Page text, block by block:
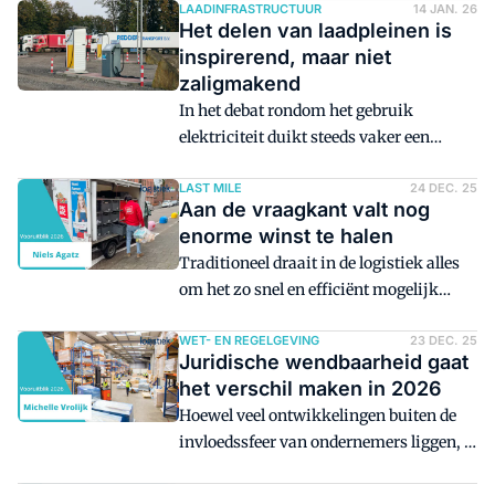
plaatje. Het bedrijf ontwikkelt zich in
hoog tempo tot een wereldwijde
infrastructuurspeler die raakt aan alles
wat logistiek bezighoudt: connectiviteit,
capaciteit, kosten en ketenregie. Hoort
het thuis in een logistieke
en Fedex?
LAADINFRASTRUCTUUR 14 JAN. 26
Het delen van laadpleinen is
inspirerend, maar niet
zaligmakend
In het debat rondom het gebruik
elektriciteit duikt steeds vaker een
laadpleinen openstellen voor anderen.
Inspirerend? Zeker. De oplossing?
Zelden als kernstrategie, blogt Walther
Ploos van Amstel.
LAST MILE 24 DEC. 25
Aan de vraagkant valt nog
enorme winst te halen
Traditioneel draait in de logistiek alles
om het zo snel en efficiënt mogelijk
vraagkant nog enorme winst te behalen
voor de sector.
WET- EN REGELGEVING 23 DEC. 25
Juridische wendbaarheid gaat
het verschil maken in 2026
Hoewel veel ontwikkelingen buiten de
invloedssfeer van ondernemers liggen, is